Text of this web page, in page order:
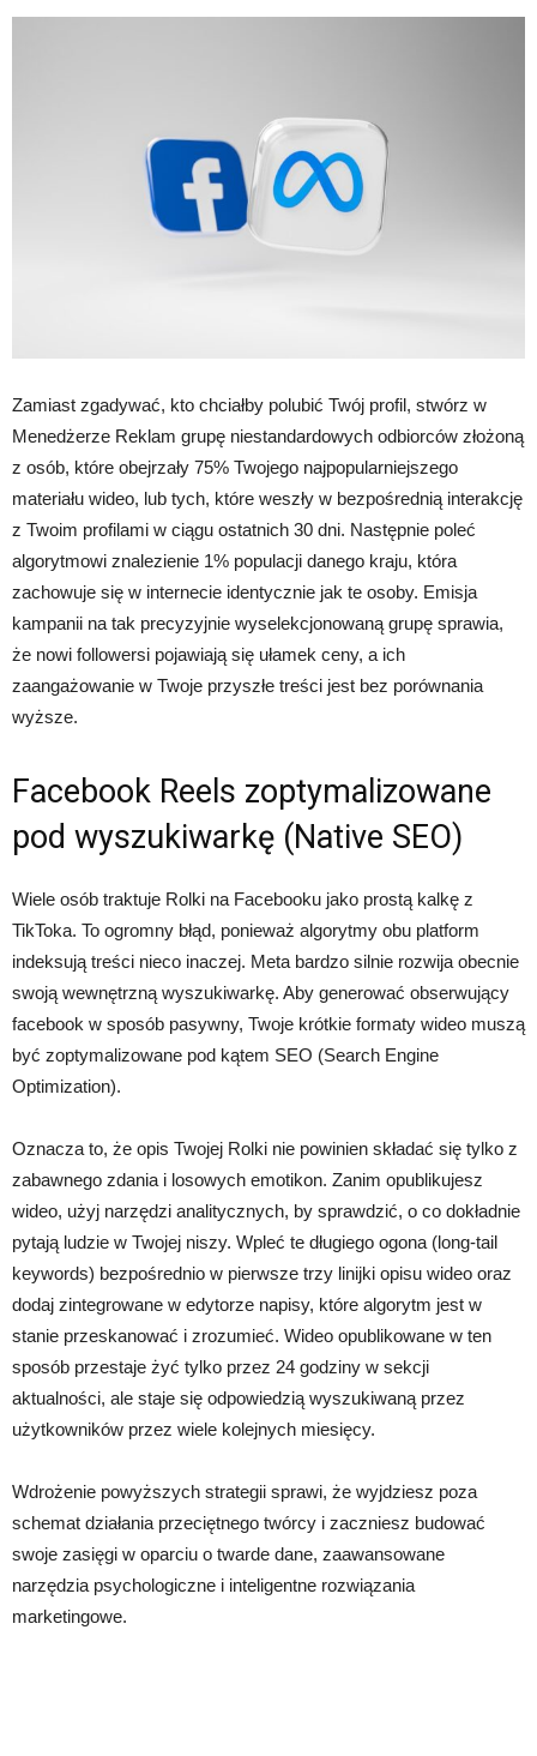
Zamiast zgadywać, kto chciałby polubić Twój profil, stwórz w
Menedżerze Reklam grupę niestandardowych odbiorców złożoną
z osób, które obejrzały 75% Twojego najpopularniejszego
materiału wideo, lub tych, które weszły w bezpośrednią interakcję
z Twoim profilami w ciągu ostatnich 30 dni. Następnie poleć
algorytmowi znalezienie 1% populacji danego kraju, która
zachowuje się w internecie identycznie jak te osoby. Emisja
kampanii na tak precyzyjnie wyselekcjonowaną grupę sprawia,
że nowi followersi pojawiają się ułamek ceny, a ich
zaangażowanie w Twoje przyszłe treści jest bez porównania
wyższe.
Facebook Reels zoptymalizowane
pod wyszukiwarkę (Native SEO)
Wiele osób traktuje Rolki na Facebooku jako prostą kalkę z
TikToka. To ogromny błąd, ponieważ algorytmy obu platform
indeksują treści nieco inaczej. Meta bardzo silnie rozwija obecnie
swoją wewnętrzną wyszukiwarkę. Aby generować obserwujący
facebook w sposób pasywny, Twoje krótkie formaty wideo muszą
być zoptymalizowane pod kątem SEO (Search Engine
Optimization).
Oznacza to, że opis Twojej Rolki nie powinien składać się tylko z
zabawnego zdania i losowych emotikon. Zanim opublikujesz
wideo, użyj narzędzi analitycznych, by sprawdzić, o co dokładnie
pytają ludzie w Twojej niszy. Wpleć te długiego ogona (long-tail
keywords) bezpośrednio w pierwsze trzy linijki opisu wideo oraz
dodaj zintegrowane w edytorze napisy, które algorytm jest w
stanie przeskanować i zrozumieć. Wideo opublikowane w ten
sposób przestaje żyć tylko przez 24 godziny w sekcji
aktualności, ale staje się odpowiedzią wyszukiwaną przez
użytkowników przez wiele kolejnych miesięcy.
Wdrożenie powyższych strategii sprawi, że wyjdziesz poza
schemat działania przeciętnego twórcy i zaczniesz budować
swoje zasięgi w oparciu o twarde dane, zaawansowane
narzędzia psychologiczne i inteligentne rozwiązania
marketingowe.